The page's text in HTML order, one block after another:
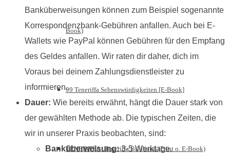
Book)
99 Teneriffa Sehenswürdigkeiten [E-Book]
TENERIFFA: Teneriffa Bildband (Print o. E-Book)
Banküberweisungen können zum Beispiel sogenannte
Korrespondenzbank-Gebühren anfallen. Auch bei E-
Wallets wie PayPal können Gebühren für den Empfang
des Geldes anfallen. Wir raten dir daher, dich im
Voraus bei deinem Zahlungsdienstleister zu
informieren.
Dauer: Wie bereits erwähnt, hängt die Dauer stark von
der gewählten Methode ab. Die typischen Zeiten, die
wir in unserer Praxis beobachten, sind:
Banküberweisung:3-5 Werktage.